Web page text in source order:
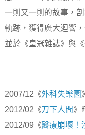
一則又一則的故事，
軌跡，獲得廣大迴響
並於《皇冠雜誌》與
2007/12 《外科失樂園
2012/02 《刀下人間》
2012/09 《醫療崩壞！